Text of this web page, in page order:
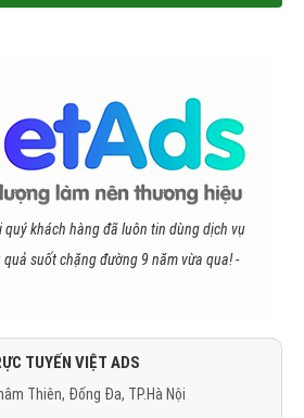
quý khách hàng đã luôn tin dùng dịch vụ
suốt chặng đường 9 năm vừa qua! -
TUYẾN VIỆT ADS
Thiên, Đống Đa, TP.Hà Nội